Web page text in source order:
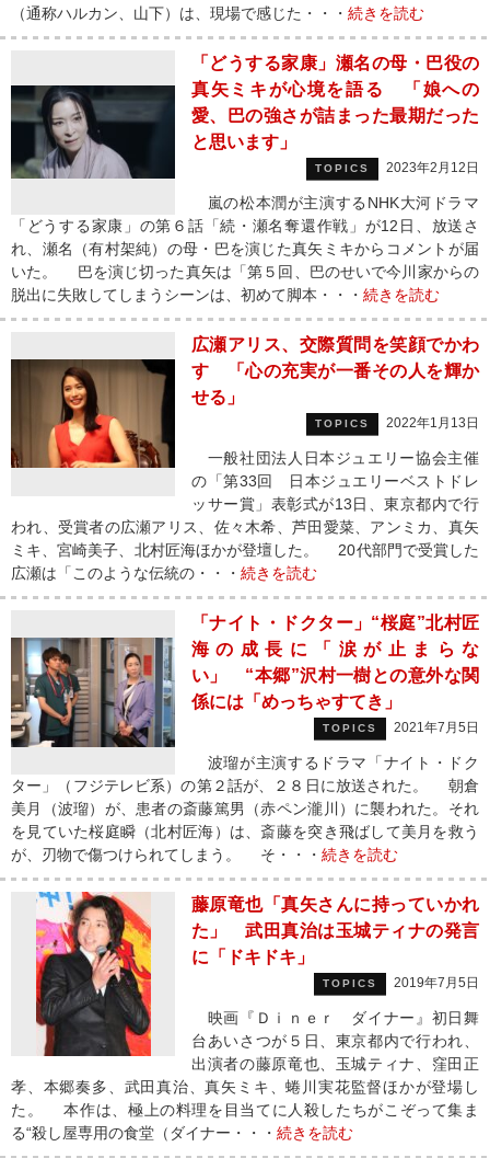
（通称ハルカン、山下）は、現場で感じた・・・ 続きを読む
「どうする家康」瀬名の母・巴役の
真矢ミキが心境を語る 「娘への
愛、巴の強さが詰まった最期だった
と思います」
TOPICS 2023年2月12日
嵐の松本潤が主演するNHK大河ドラマ
「どうする家康」の第６話「続・瀬名奪還作戦」が12日、放送さ
れ、瀬名（有村架純）の母・巴を演じた真矢ミキからコメントが届
いた。 巴を演じ切った真矢は「第５回、巴のせいで今川家からの
脱出に失敗してしまうシーンは、初めて脚本・・・ 続きを読む
広瀬アリス、交際質問を笑顔でかわ
す 「心の充実が一番その人を輝か
せる」
TOPICS 2022年1月13日
一般社団法人日本ジュエリー協会主催
の「第33回 日本ジュエリーベストドレ
ッサー賞」表彰式が13日、東京都内で行
われ、受賞者の広瀬アリス、佐々木希、芦田愛菜、アンミカ、真矢
ミキ、宮崎美子、北村匠海ほかが登壇した。 20代部門で受賞した
広瀬は「このような伝統の・・・ 続きを読む
「ナイト・ドクター」“桜庭”北村匠
海の成長に「涙が止まらな
い」 “本郷”沢村一樹との意外な関
係には「めっちゃすてき」
TOPICS 2021年7月5日
波瑠が主演するドラマ「ナイト・ドク
ター」（フジテレビ系）の第２話が、２８日に放送された。 朝倉
美月（波瑠）が、患者の斎藤篤男（赤ペン瀧川）に襲われた。それ
を見ていた桜庭瞬（北村匠海）は、斎藤を突き飛ばして美月を救う
が、刃物で傷つけられてしまう。 そ・・・ 続きを読む
藤原竜也「真矢さんに持っていかれ
た」 武田真治は玉城ティナの発言
に「ドキドキ」
TOPICS 2019年7月5日
映画『Ｄｉｎｅｒ ダイナー』初日舞
台あいさつが５日、東京都内で行われ、
出演者の藤原竜也、玉城ティナ、窪田正
孝、本郷奏多、武田真治、真矢ミキ、蜷川実花監督ほかが登場し
た。 本作は、極上の料理を目当てに人殺したちがこぞって集ま
る“殺し屋専用の食堂（ダイナー・・・ 続きを読む